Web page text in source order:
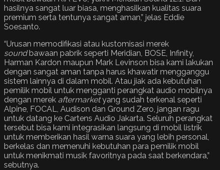
hasilnya sangat luar biasa, menghasilkan kualitas suara
premium serta tentunya sangat aman,” jelas Eddie
Soesanto.
“Urusan memodifikasi atau kustomisasi merek
soundbawaan pabrik seperti Meridian, BOSE, Infinity,
Harman Kardon maupun Mark Levinson bisa kami lakukan
dengan sangat aman tanpa harus khawatir mengganggu
sistem lainnya di dalam mobil. Atau jiak ada kebutuhan
pemilik mobil untuk mengganti perangkat audio mobilnya
dengan merek aftermarketyang sudah terkenal seperti
Alpine, FOCAL, Audison dan Ground Zero, jangan ragu
untuk datang ke Cartens Audio Jakarta. Seluruh perangkat
tersebut bisa kami integrasikan langsung di mobil listrik
untuk memberikan hasil warna suara yang lebih personal,
berkelas dan memenuhi kebutuhan para pemilik mobil
untuk menikmati musik favoritnya pada saat berkendara,”
sebutnya.